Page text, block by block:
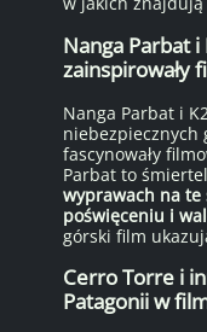
Nanga Parbat
zainspirowały
Nanga Parbat i
niebezpiecznych
fascynowały
Parbat to
wyprawach na te
poświęceniu i
górski film
Cerro Torre i
Patagonii w